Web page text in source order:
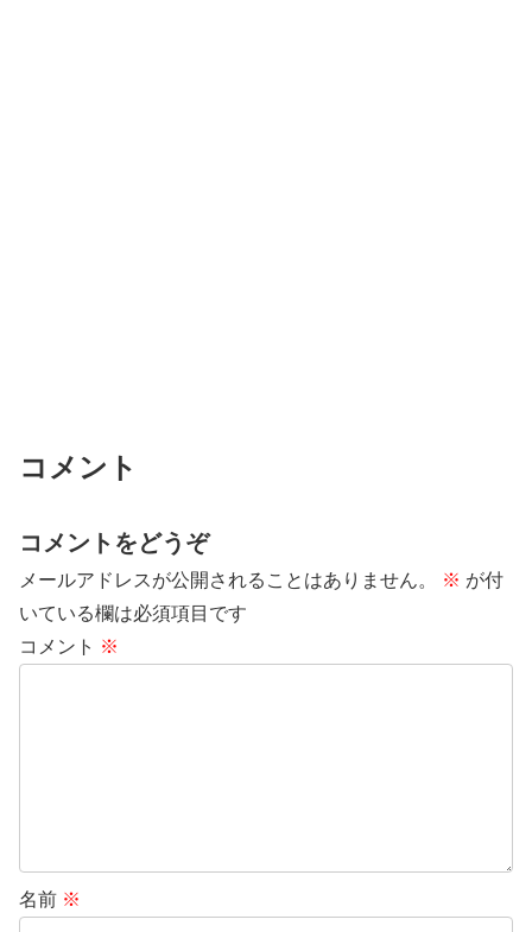
コメント
コメントをどうぞ
メールアドレスが公開されることはありません。 ※ が付
いている欄は必須項目です
コメント ※
名前 ※